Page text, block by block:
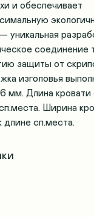
и обеспечивает
уникальная
соединение
защиты от
изголовья
мм. Длина кровати
Ширина
длине сп.места.